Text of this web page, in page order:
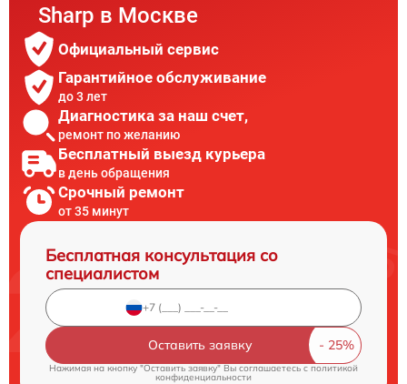
Sharp в Москве
Официальный сервис
Гарантийное обслуживание
до 3 лет
Диагностика за наш счет,
ремонт по желанию
Бесплатный выезд курьера
в день обращения
Срочный ремонт
от 35 минут
Бесплатная консультация со
специалистом
Оставить заявку
Нажимая на кнопку "Оставить заявку" Вы соглашаетесь cполитикой
конфиденциальности